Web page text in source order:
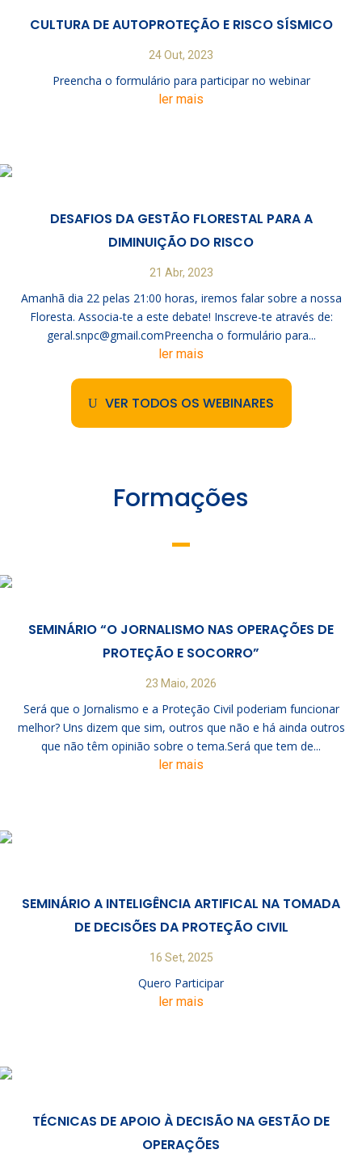
CULTURA DE AUTOPROTEÇÃO E RISCO SÍSMICO
24 Out, 2023
Preencha o formulário para participar no webinar
ler mais
DESAFIOS DA GESTÃO FLORESTAL PARA A
DIMINUIÇÃO DO RISCO
21 Abr, 2023
Amanhã dia 22 pelas 21:00 horas, iremos falar sobre a nossa
Floresta. Associa-te a este debate! Inscreve-te através de:
geral.snpc@gmail.comPreencha o formulário para...
ler mais
VER TODOS OS WEBINARES
Formações
SEMINÁRIO “O JORNALISMO NAS OPERAÇÕES DE
PROTEÇÃO E SOCORRO”
23 Maio, 2026
Será que o Jornalismo e a Proteção Civil poderiam funcionar
melhor? Uns dizem que sim, outros que não e há ainda outros
que não têm opinião sobre o tema.Será que tem de...
ler mais
SEMINÁRIO A INTELIGÊNCIA ARTIFICAL NA TOMADA
DE DECISÕES DA PROTEÇÃO CIVIL
16 Set, 2025
Quero Participar
ler mais
TÉCNICAS DE APOIO À DECISÃO NA GESTÃO DE
OPERAÇÕES